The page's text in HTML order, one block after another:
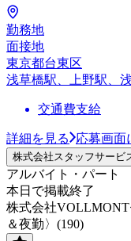
勤務地
面接地
東京都台東区
浅草橋駅、上野駅、
交通費支給
詳細を見る 応募画面
株式会社スタッフサービ
アルバイト・パート
本日で掲載終了
株式会社
＆夜勤〉(190)